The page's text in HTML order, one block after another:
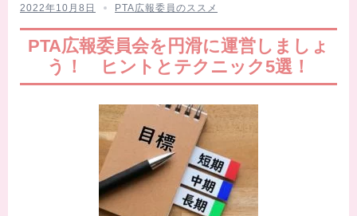
2022年10月8日 PTA広報委員のススメ
PTA広報委員会を円滑に運営しましょ
う！ ヒントとテクニック5選！